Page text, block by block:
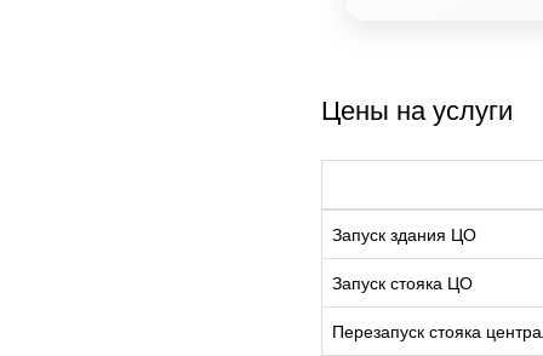
Цены на услуги
Запуск здания ЦО
Запуск стояка ЦО
Перезапуск стояка